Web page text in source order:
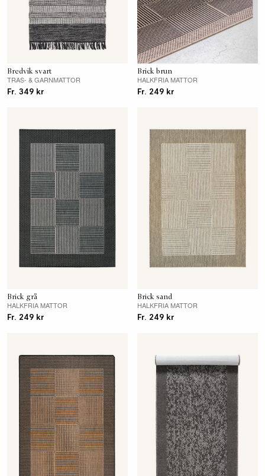
Bredvik svart
TRAS- & GARNMATTOR
Fr. 349 kr
Brick brun
HALKFRIA MATTOR
Fr. 249 kr
Brick grå
HALKFRIA MATTOR
Fr. 249 kr
Brick sand
HALKFRIA MATTOR
Fr. 249 kr